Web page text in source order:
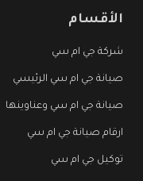
الأقسام
شركة جي ام سي
صيانة جي ام سي الرئيسي
صيانة جي ام سي وعناوينها
ارقام صيانة جي ام سي
توكيل جي ام سي